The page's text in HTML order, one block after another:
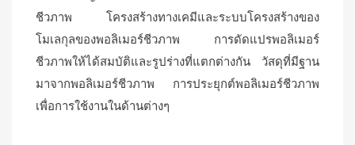
ชีวภาพ โครงสร้างทางเคมีและระบบโครงสร้างของ
โมเลกุลของพอลิเมอร์ชีวภาพ การดัดแปรพอลิเมอร์
ชีวภาพให้ได้สมบัติและรูปร่างที่แตกต่างกัน วัสดุที่มีฐาน
มาจากพอลิเมอร์ชีวภาพ การประยุกต์พอลิเมอร์ชีวภาพ
เพื่อการใช้งานในด้านต่างๆ